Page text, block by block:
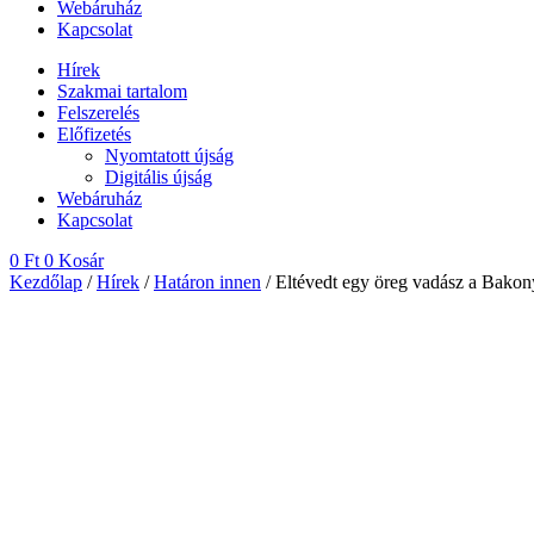
Webáruház
Kapcsolat
Hírek
Szakmai tartalom
Felszerelés
Előfizetés
Nyomtatott újság
Digitális újság
Webáruház
Kapcsolat
0 Ft 0 Kosár
Kezdőlap /Hírek /Határon innen / Eltévedt egy öreg vadász a